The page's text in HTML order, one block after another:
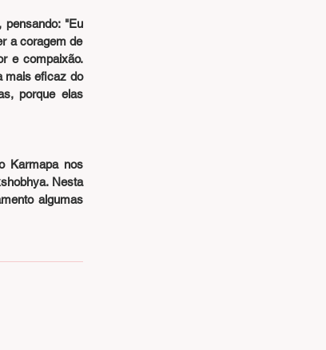
"Eu
a coragem de
e compaixão.
mais eficaz do
porque elas
Karmapa nos
Nesta
algumas